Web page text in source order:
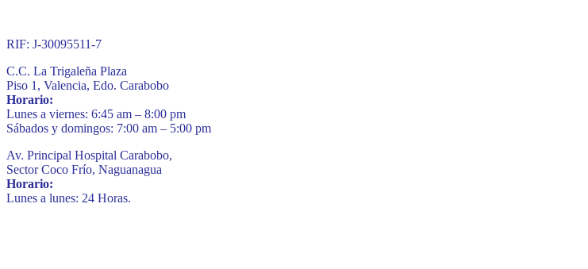
RIF: J-30095511-7
C.C. La Trigaleña Plaza
Piso 1, Valencia, Edo. Carabobo
Horario:
Lunes a viernes: 6:45 am – 8:00 pm
Sábados y domingos: 7:00 am – 5:00 pm
Av. Principal Hospital Carabobo,
Sector Coco Frío, Naguanagua
Horario:
Lunes a lunes: 24 Horas.